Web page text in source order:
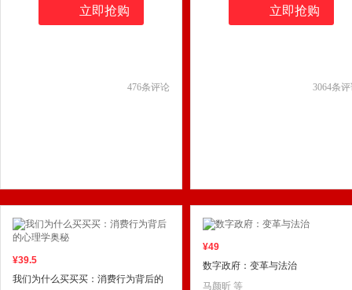
476条评论
立即抢购
3064条
立即抢购
¥39.5
我们为什么买买买：消费行为背后的
¥49
数字政府：变革与法治
马颜昕 等